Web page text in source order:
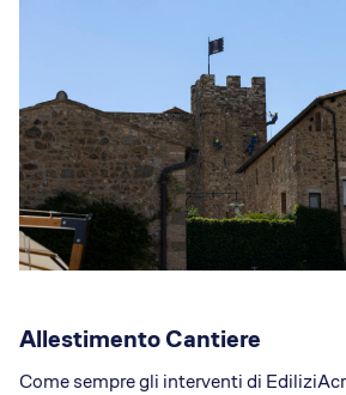
Allestimento Cantiere
Come sempre gli interventi di